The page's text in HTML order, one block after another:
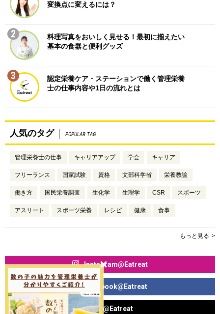
変換点に変えるには？
2
料理写真をおいしく見せる！最初に揃えたい
基本の食器と便利グッズ
3
認定栄養ケア・ステーションで働く管理栄養
士の仕事内容や1日の流れとは
人気のタグ POPULAR TAG
管理栄養士の仕事 キャリアアップ 学会 キャリア
フリーランス 国家試験 資格 文部科学省 栄養教諭
働き方 国民栄養調査 生化学 生理学 CSR スポーツ
アスリート スポーツ栄養 レシピ 健康 食事
もっと見る
Instagram@Eatreat
Facebook@Eatreat
X@Eatreat